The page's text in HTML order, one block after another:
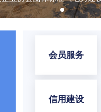
会员服务
信用建设